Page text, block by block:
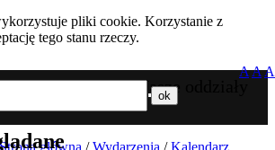
pliki cookie. Korzystanie z
tego stanu rzeczy.
Nasze oddziały
AAA
Strona główna / Wydarzenia /Kalendarz